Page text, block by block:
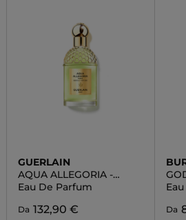
GUERLAIN
AQUA ALLEGORIA -
NEROLIA VETIVER FORTE
Eau De Parfum
Da 132,90 € Da